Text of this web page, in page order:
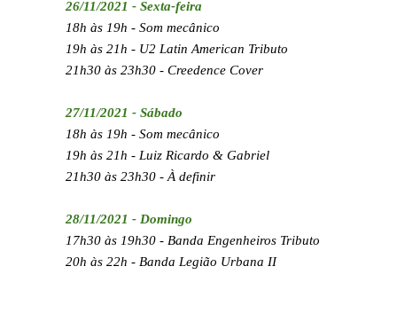
26/11/2021 - Sexta-feira
18h às 19h - Som mecânico
19h às 21h - U2 Latin American Tributo
21h30 às 23h30 - Creedence Cover
27/11/2021 - Sábado
18h às 19h - Som mecânico
19h às 21h - Luiz Ricardo & Gabriel
21h30 às 23h30 - À definir
28/11/2021 - Domingo
17h30 às 19h30 - Banda Engenheiros Tributo
20h às 22h - Banda Legião Urbana II